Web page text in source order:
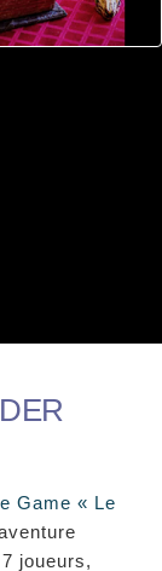
Game « Le
joueurs,